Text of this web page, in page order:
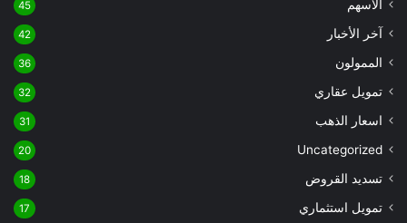
الاسهم 45
آخر الأخبار 42
الممولون 36
تمويل عقاري 32
اسعار الذهب 31
Uncategorized
20
تسديد القروض 18
تمويل استثماري 17